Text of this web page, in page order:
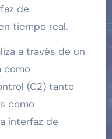
de
tiempo real.
a través de un
como
(C2) tanto
como
interfaz de